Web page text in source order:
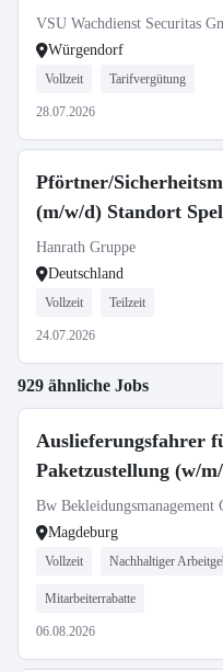
VSU Wachdienst Securitas
Würgendorf
Vollzeit Tarifvergütung
28.07.2026
Pförtner/
(m/w/d) Standort
Hanrath Gruppe
Deutschland
Vollzeit Teilzeit
24.07.2026
929 ähnliche Jobs
Auslieferungsfahrer
Paketzustellung (w/
Bw Bekleidungsmanagement
Magdeburg
Vollzeit Nachhaltiger
Mitarbeiterrabatte
06.08.2026